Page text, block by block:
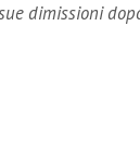
dimissioni